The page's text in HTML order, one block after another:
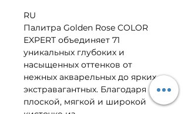
RU
Палитра Golden Rose COLOR
EXPERT объединяет 71
уникальных глубоких и
насыщенных оттенков от
нежных акварельных до ярких
экстравагантных. Благодаря
плоской, мягкой и широкой